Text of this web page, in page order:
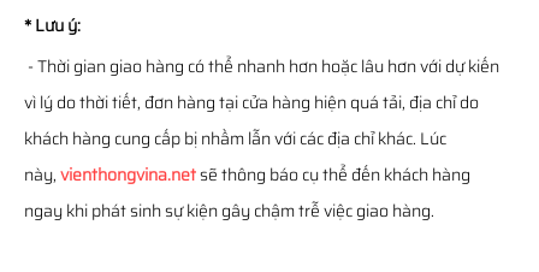
* Lưu ý:
- Thời gian giao hàng có thể nhanh hơn hoặc lâu hơn với dự kiến
vì lý do thời tiết, đơn hàng tại cửa hàng hiện quá tải, địa chỉ do
khách hàng cung cấp bị nhầm lẫn với các địa chỉ khác. Lúc
này,vienthongvina.netsẽ thông báo cụ thể đến khách hàng
ngay khi phát sinh sự kiện gây chậm trễ việc giao hàng.